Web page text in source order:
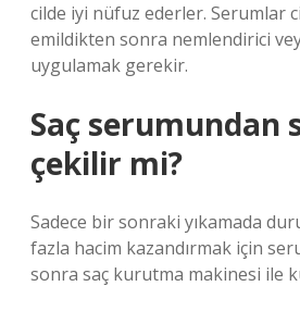
cilde iyi nüfuz ederler. Serumlar
emildikten sonra nemlendirici
uygulamak gerekir.
Saç serumundan
çekilir mi?
Sadece bir sonraki yıkamada
fazla hacim kazandırmak için
sonra saç kurutma makinesi ile